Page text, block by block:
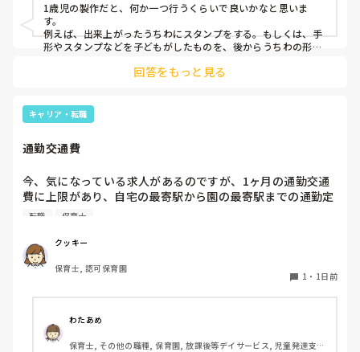
1歳児の製作だと、何か一つ行うくらいで良いかなと思いま
す。
例えば、出来上がったうちわにスタンプをする。もしくは、手
形やスタンプなどを子どもがしたものを、後からうちわの形に
雨遊び、氷遊び、など間食遊びをたくさん行っています。
す！いつもと違うおもちゃ、室内に興味津々です！
回答をもっと見る
キャリア・転職
通勤交通費
今、気になっている求人があるのですが、1ヶ月の通勤交通
費に上限があり、自宅の最寄駅から園の最寄駅までの通勤定
期代が5,000円ほどオーバーします
私としてはなかなか大きい金額なので、この時点で応募を迷
っているのですが、皆さんならどうしますか？
転職 保育士
クッキー
保育士, 認可保育園
1 ・ 1日前
わたあめ
保育士, その他の職種, 保育園, 放課後等デイサービス, 児童発達支援